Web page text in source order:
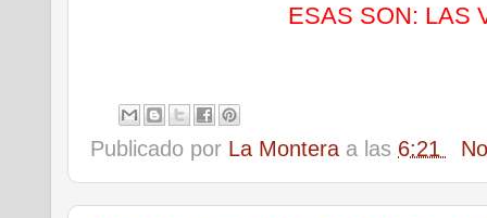
ESAS SON: LAS
Publicado por La Montera a las 6:21